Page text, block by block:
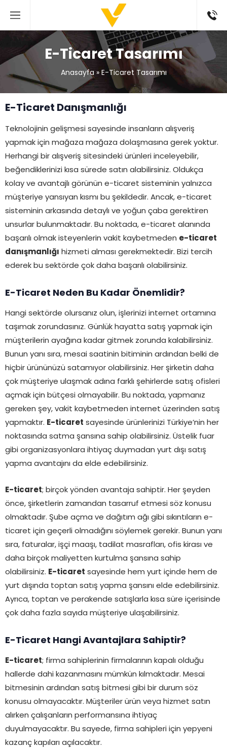
E-Ticaret Tasarımı
Anasayfa» E-Ticaret Tasarımı
E-Ticaret Danışmanlığı
Teknolojinin gelişmesi sayesinde insanların alışveriş
yapmak için mağaza mağaza dolaşmasına gerek yoktur.
Herhangi bir alışveriş sitesindeki ürünleri inceleyebilir,
beğendiklerinizi kısa sürede satın alabilirsiniz. Oldukça
kolay ve avantajlı görünün e-ticaret sisteminin yalnızca
müşteriye yansıyan kısmı bu şekildedir. Ancak, e-ticaret
sisteminin arkasında detaylı ve yoğun çaba gerektiren
unsurlar bulunmaktadır. Bu noktada, e-ticaret alanında
başarılı olmak isteyenlerin vakit kaybetmeden e-ticaret
danışmanlığı hizmeti alması gerekmektedir. Bizi tercih
ederek bu sektörde çok daha başarılı olabilirsiniz.
E-Ticaret Neden Bu Kadar Önemlidir?
Hangi sektörde olursanız olun, işlerinizi internet ortamına
taşımak zorundasınız. Günlük hayatta satış yapmak için
müşterilerin ayağına kadar gitmek zorunda kalabilirsiniz.
Bunun yanı sıra, mesai saatinin bitiminin ardından belki de
hiçbir ürününüzü satamıyor olabilirsiniz. Her şirketin daha
çok müşteriye ulaşmak adına farklı şehirlerde satış ofisleri
açmak için bütçesi olmayabilir. Bu noktada, yapmanız
gereken şey, vakit kaybetmeden internet üzerinden satış
yapmaktır. E-ticaret sayesinde ürünlerinizi Türkiye’nin her
noktasında satma şansına sahip olabilirsiniz. Üstelik fuar
gibi organizasyonlara ihtiyaç duymadan yurt dışı satış
yapma avantajını da elde edebilirsiniz.
E-ticaret; birçok yönden avantaja sahiptir. Her şeyden
önce, şirketlerin zamandan tasarruf etmesi söz konusu
olmaktadır. Şube açma ve dağıtım ağı gibi sıkıntıların e-
ticaret için geçerli olmadığını söylemek gerekir. Bunun yanı
sıra, faturalar, işçi maaşı, tadilat masrafları, ofis kirası ve
daha birçok maliyetten kurtulma şansına sahip
olabilirsiniz. E-ticaret sayesinde hem yurt içinde hem de
yurt dışında toptan satış yapma şansını elde edebilirsiniz.
Ayrıca, toptan ve perakende satışlarla kısa süre içerisinde
çok daha fazla sayıda müşteriye ulaşabilirsiniz.
E-Ticaret Hangi Avantajlara Sahiptir?
E-ticaret; firma sahiplerinin firmalarının kapalı olduğu
hallerde dahi kazanmasını mümkün kılmaktadır. Mesai
bitmesinin ardından satış bitmesi gibi bir durum söz
konusu olmayacaktır. Müşteriler ürün veya hizmet satın
alırken çalışanların performansına ihtiyaç
duyulmayacaktır. Bu sayede, firma sahipleri için yepyeni
kazanç kapıları açılacaktır.